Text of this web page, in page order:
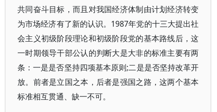
共同奋斗目标，而且对我国经济体制由计划经济转变
为市场经济有了新的认识。1987年党的十三大提出社
会主义初级阶段理论和初级阶段党的基本路线后，这
一时期领导干部公认的判断大是大非的标准主要有两
条：一是是否坚持四项基本原则;二是是否坚持改革开
放。前者是立国之本，后者是强国之路，这两个基本
标准相互贯通、缺一不可。